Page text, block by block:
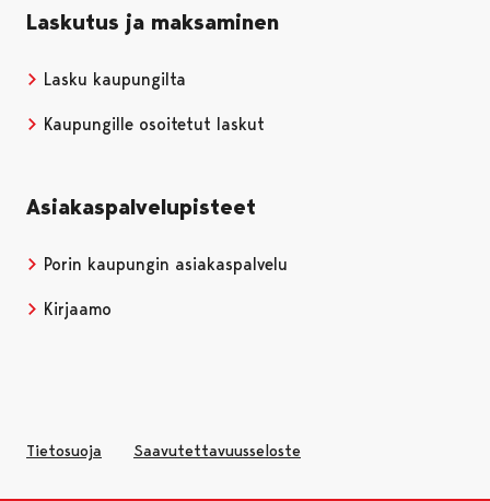
Laskutus ja maksaminen
Lasku kaupungilta
Kaupungille osoitetut laskut
Asiakaspalvelupisteet
Porin kaupungin asiakaspalvelu
Kirjaamo
Tietosuoja Saavutettavuusseloste